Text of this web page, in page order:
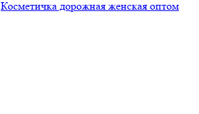
Косметичка дорожная женская оптом